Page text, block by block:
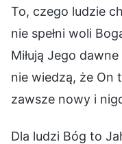
To, czego ludzie
nie spełni woli
Miłują Jego dawne
nie wiedzą, że On
zawsze nowy i
Dla ludzi Bóg to